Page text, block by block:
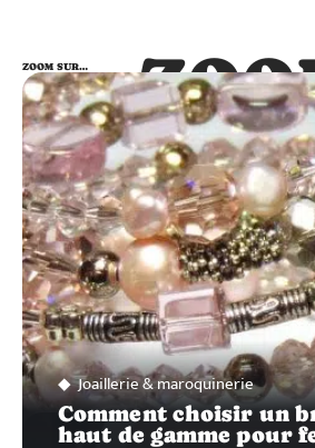
ZOOM SUR…
Joaillerie & maroquinerie
Comment choisir un
haut de gamme pour